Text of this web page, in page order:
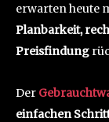
erwarten heute
Planbarkeit,
Preisfindung
Der
einfachen